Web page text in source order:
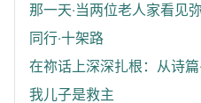
那一天‧当两位老人家看见
同行‧十架路
在祢话上深深扎根：从诗篇
我儿子是救主